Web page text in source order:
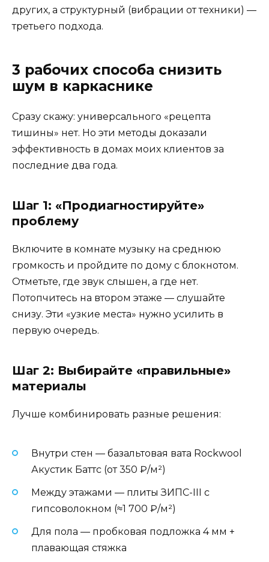
других, а структурный (вибрации от техники) —
третьего подхода.
3 рабочих способа снизить
шум в каркаснике
Сразу скажу: универсального «рецепта
тишины» нет. Но эти методы доказали
эффективность в домах моих клиентов за
последние два года.
Шаг 1: «Продиагностируйте»
проблему
Включите в комнате музыку на среднюю
громкость и пройдите по дому с блокнотом.
Отметьте, где звук слышен, а где нет.
Потопчитесь на втором этаже — слушайте
снизу. Эти «узкие места» нужно усилить в
первую очередь.
Шаг 2: Выбирайте «правильные»
материалы
Лучше комбинировать разные решения:
Внутри стен — базальтовая вата Rockwool
Акустик Баттс (от 350 ₽/м²)
Между этажами — плиты ЗИПС-III с
гипсоволокном (≈1 700 ₽/м²)
Для пола — пробковая подложка 4 мм +
плавающая стяжка